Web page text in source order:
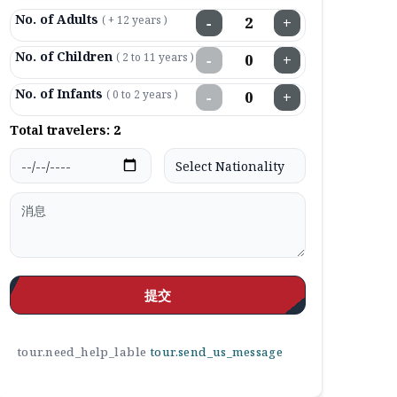
No. of Adults ( + 12 years ) − +
No. of Children ( 2 to 11 years ) − +
No. of Infants ( 0 to 2 years ) − +
Total travelers: 2
提交
tour.need_help_lable tour.send_us_message